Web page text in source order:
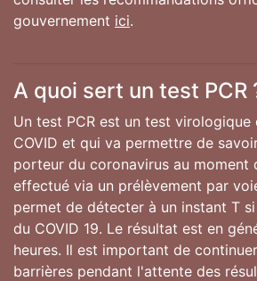
gouvernement ici.
A quoi sert un test PCR
Un test PCR est un test virologique
COVID et qui va permettre de
porteur du coronavirus au moment
effectué via un prélèvement par
permet de détecter à un instant T
du COVID 19. Le résultat est en
heures. Il est important de
barrières pendant l'attente des